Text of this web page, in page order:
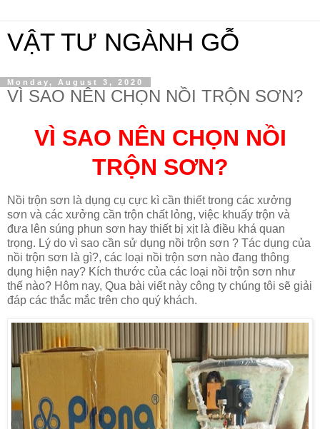
VẬT TƯ NGÀNH GỖ
Monday, August 3, 2020
VÌ SAO NÊN CHỌN NỒI TRỘN SƠN?
VÌ SAO NÊN CHỌN NỒI
TRỘN SƠN?
Nồi trộn sơn là dụng cụ cực kì cần thiết trong các xưởng
sơn và các xưởng cần trộn chất lỏng, việc khuấy trộn và
đưa lên súng phun sơn hay thiết bị xịt là điều khá quan
trọng. Lý do vì sao cần sử dụng nồi trộn sơn ? Tác dụng của
nồi trộn sơn là gì?, các loại nồi trộn sơn nào đang thông
dụng hiện nay? Kích thước của các loại nồi trộn sơn như
thế nào? Hôm nay, Qua bài viết này công ty chúng tôi sẽ giải
đáp các thắc mắc trên cho quý khách.